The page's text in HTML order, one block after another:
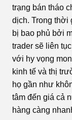
trạng bán tháo
dịch. Trong thời
bị bao phủ bởi
trader sẽ liên
với hy vọng
kinh tế và thị
họ gần như
tâm đến giá cả
hàng càng